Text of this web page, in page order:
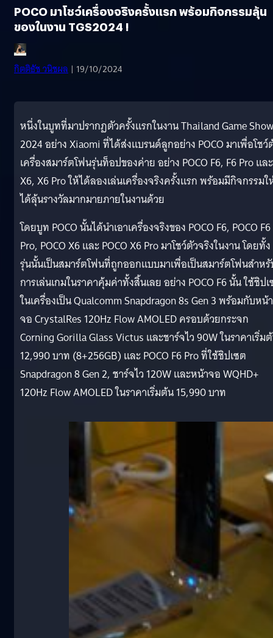
POCO มาโชว์เครื่องจริงครั้งแรก พร้อมกิจกรรมลุ้น
ของในงาน TGS2024 !
กิตติธัช วนิชผล | 19/10/2024
หนึ่งในบูทที่มาปรากฏตัวครั้งแรกในงาน Thailand Game Show
2024 อย่าง Xiaomi ที่ได้ส่งแบรนด์ลูกอย่าง POCO มาเพื่อโชว์
เครื่องสมาร์ตโฟนรุ่นท็อปของค่าย อย่าง POCO F6, F6 Pro และ
X6, X6 Pro ให้ได้ลองเล่นเครื่องจริงครั้งแรก พร้อมมีกิจกรรม
ได้ลุ้นรางวัลมากมายภายในงานด้วย
โดยบูท​ POCO นั้นได้นำเอาเครื่องจริงของ POCO F6, POCO F6
Pro, POCO X6 และ POCO X6 Pro มาโชว์ตัวจริงในงาน โดยทั้
รุ่นนั้นเป็นสมาร์ตโฟนที่ถูกออกแบบมาเพื่อเป็นสมาร์ตโฟนสำห
การเล่นเกมในราคาคุ้มค่าทั้งสิ้นเลย อย่าง POCO F6 นั้น ใช้ชิป
ในเครื่องเป็น Qualcomm Snapdragon 8s Gen 3 พร้อมกับหน้า
จอ CrystalRes 120Hz Flow AMOLED ครอบด้วยกระจก
Corning Gorilla Glass Victus และชาร์จไว 90W ในราคาเริ่ม
12,990 บาท (8+256GB) และ POCO F6 Pro ที่ใช้ชิปเซต
Snapdragon 8 Gen 2, ชาร์จไว 120W และหน้าจอ WQHD+
120Hz Flow AMOLED ในราคาเริ่มต้น 15,990 บาท